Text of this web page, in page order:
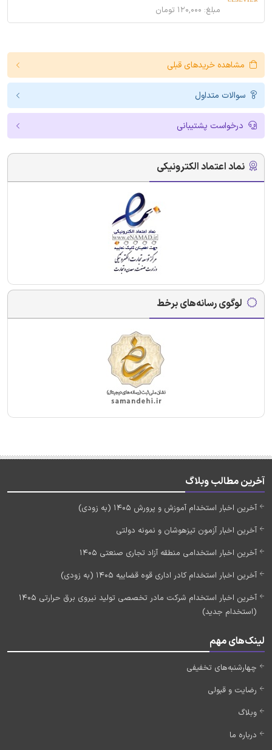
مبلغ: ۱۲۰,۰۰۰ تومان
مشاهده خریدهای قبلی
سوالات متداول
درخواست پشتیبانی
نماد اعتماد الکترونیکی
لوگوی رسانه‌های برخط
آخرین مطالب وبلاگ
آخرین اخبار استخدام آموزش و پرورش 1405 (به زودی)
آخرین اخبار آزمون تیزهوشان و نمونه دولتی
آخرین اخبار استخدامی منطقه آزاد تجاری صنعتی 1405
آخرین اخبار استخدام کادر اداری قوه قضاییه 1405 (به زودی)
آخرین اخبار استخدام شرکت مادر تخصصی تولید نیروی برق حرارتی 1405
(استخدام جدید)
لینک‌های مهم
چهارشنبه‌های تخفیفی
رضایت و قبولی
وبلاگ
درباره ما